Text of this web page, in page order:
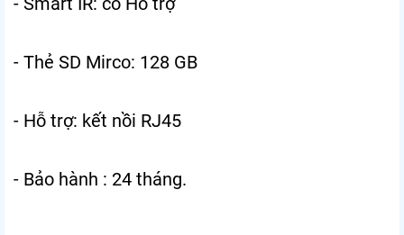
- Thẻ SD Mirco: 128 GB
- Hỗ trợ: kết nồi RJ45
- Bảo hành : 24 tháng.